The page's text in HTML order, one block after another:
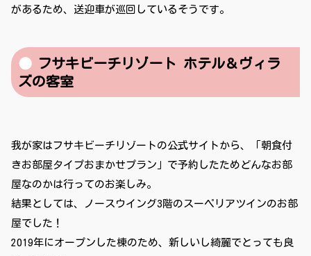
があるため、送迎車が巡回しているそうです。
フサキビーチリゾート ホテル＆ヴィラ
ズの客室
我が家はフサキビーチリゾートの公式サイトから、「朝食付
きお部屋タイプおまかせプラン」で予約したためどんなお部
屋なのかは行ってのお楽しみ。
結果としては、ノースウイング3階のスーペリアツインのお部
屋でした！
2019年にオープンした棟のため、新しいし綺麗でとっても良